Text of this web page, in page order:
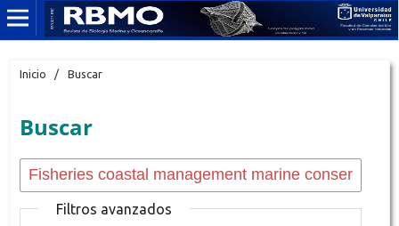
Inicio / Buscar
Buscar
Filtros avanzados